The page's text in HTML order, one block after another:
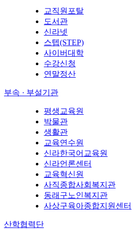
교직원포탈
도서관
신라넷
스텝(STEP)
사이버대학
수강신청
연말정산
부속 · 부설기관
평생교육원
박물관
생활관
교육연수원
신라한국어교육원
신라언론센터
교육혁신원
사직종합사회복지관
동래구노인복지관
사상구육아종합지원센터
산학협력단